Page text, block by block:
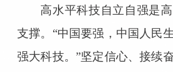
高水平科技自立自强是
支撑。“中国要强，中国人民
强大科技。”坚定信心、接续